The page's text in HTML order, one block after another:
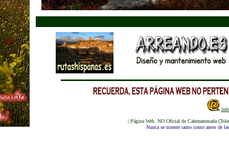
info
| Página Web NO Oficial de Cabezamesada
Nunca se miente tanto como antes de